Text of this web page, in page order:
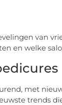
van
en welke
met
trends